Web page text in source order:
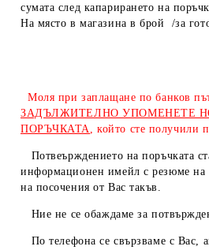
сумата след капарирането на
На място в магазина в брой /за
Моля при заплащане по банков
ЗАДЪЛЖИТЕЛНО УПОМЕНЕТЕ
ПОРЪЧКАТА, който сте получили
Потвеърждението на поръчката
информационен имейл с резюме на
на посочения от Вас такъв.
Ние не се обаждаме за
По телефона се свързваме с Вас,